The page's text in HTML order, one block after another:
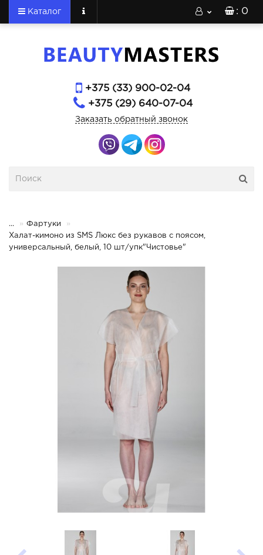
: 0
Каталог
+375 (33) 900-02-04
+375 (29) 640-07-04
Заказать обратный звонок
...
Фартуки
Халат-кимоно из SMS Люкс без рукавов с поясом,
универсальный, белый, 10 шт/упк"Чистовье"